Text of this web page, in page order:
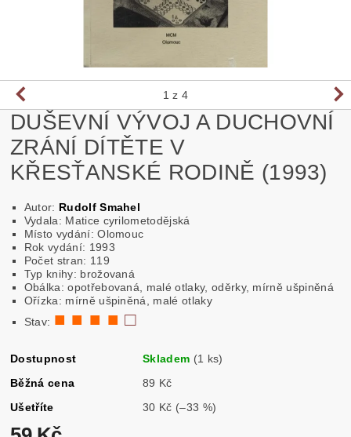
1 z 4
DUŠEVNÍ VÝVOJ A DUCHOVNÍ
ZRÁNÍ DÍTĚTE V
KŘESŤANSKÉ RODINĚ (1993)
Autor: Rudolf Smahel
Vydala: Matice cyrilometodějská
Místo vydání: Olomouc
Rok vydání: 1993
Počet stran: 119
Typ knihy: brožovaná
Obálka: opotřebovaná, malé otlaky, oděrky, mírně ušpiněná
Ořízka: mírně ušpiněná, malé otlaky
Stav: ■ ■ ■ ■ □
Dostupnost Skladem (1 ks)
Běžná cena
89 Kč
Ušetříte
30 Kč (–33 %)